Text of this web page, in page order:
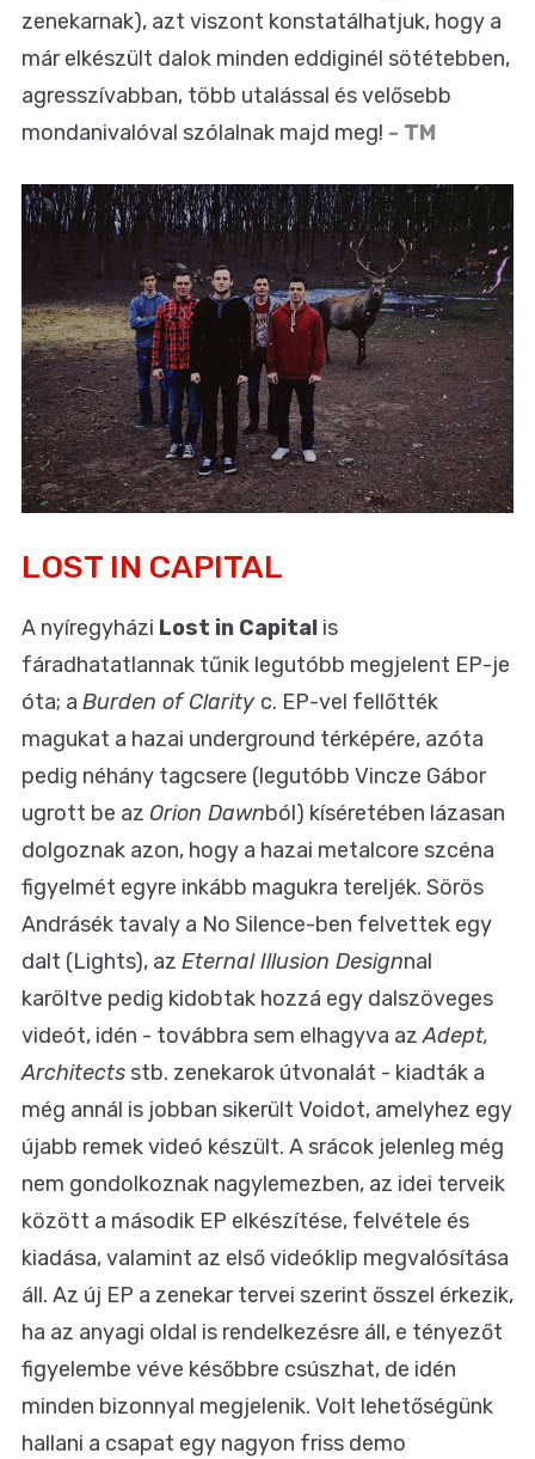
zenekarnak), azt viszont konstatálhatjuk, hogy a
már elkészült dalok minden eddiginél sötétebben,
agresszívabban, több utalással és velősebb
mondanivalóval szólalnak majd meg! - TM
LOST IN CAPITAL
A nyíregyházi Lost in Capital is
fáradhatatlannak tűnik legutóbb megjelent EP-je
óta; a Burden of Clarity c. EP-vel fellőtték
magukat a hazai underground térképére, azóta
pedig néhány tagcsere (legutóbb Vincze Gábor
ugrott be az Orion Dawnból) kíséretében lázasan
dolgoznak azon, hogy a hazai metalcore szcéna
figyelmét egyre inkább magukra tereljék. Sörös
Andrásék tavaly a No Silence-ben felvettek egy
dalt (Lights), az Eternal Illusion Designnal
karöltve pedig kidobtak hozzá egy dalszöveges
videót, idén - továbbra sem elhagyva azAdept,
Architects stb. zenekarok útvonalát - kiadták a
még annál is jobban sikerült Voidot, amelyhez egy
újabb remek videó készült. A srácok jelenleg még
nem gondolkoznak nagylemezben, az idei terveik
között a második EP elkészítése, felvétele és
kiadása, valamint az első videóklip megvalósítása
áll. Az új EP a zenekar tervei szerint ősszel érkezik,
ha az anyagi oldal is rendelkezésre áll, e tényezőt
figyelembe véve későbbre csúszhat, de idén
minden bizonnyal megjelenik. Volt lehetőségünk
hallani a csapat egy nagyon friss demo